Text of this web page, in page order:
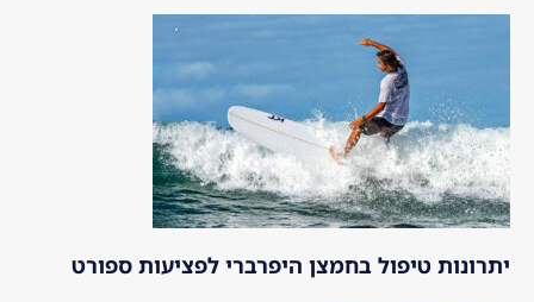
יתרונות טיפול בחמצן היפרברי לפציעות ספורט